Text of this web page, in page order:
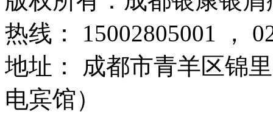
热线： 15002805001 ，
地址： 成都市青羊区锦
电宾馆）